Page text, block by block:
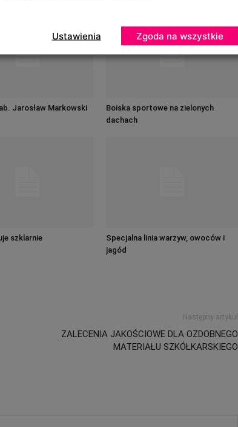
Jarosław Markowski
Boiska sportowe na zielonych
dachach
szklarnie
Specjalna linia warzyw, owoców i
jagód
Następny artykuł
ZALECENIA JAKOŚCIOWE DLA OZDOBNEGO
MATERIAŁU SZKÓŁKARSKIEGO
Ustawienia Zgoda na wszystkie